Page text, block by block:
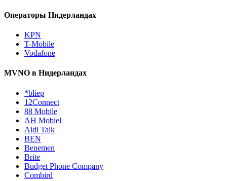
Операторы Нидерландах
KPN
T-Mobile
Vodafone
MVNO в Нидерландах
*bliep
12Connect
88 Mobile
AH Mobiel
Aldi Talk
BEN
Benemen
Brite
Budget Phone Company
Combird